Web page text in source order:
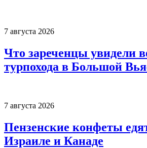
7 августа 2026
Что зареченцы увидели
турпохода в Большой
7 августа 2026
Пензенские конфеты
Израиле и Канаде